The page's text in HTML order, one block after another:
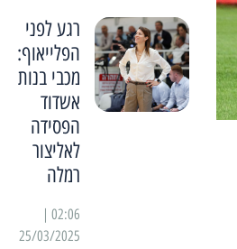
רגע לפני
הפלייאוף:
מכבי בנות
אשדוד
הפסידה
לאליצור
רמלה
25/03/2025